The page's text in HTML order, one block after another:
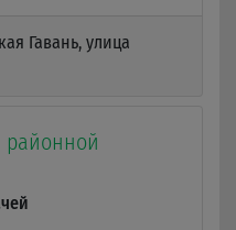
Гавань, улица
районной